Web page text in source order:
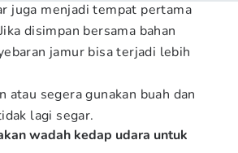
juga menjadi tempat pertama
disimpan bersama bahan
jamur bisa terjadi lebih
atau segera gunakan buah dan
lagi segar.
wadah kedap udara untuk